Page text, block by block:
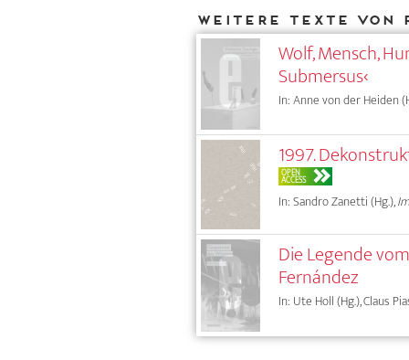
Weitere Texte von
Wolf, Mensch,
Submersus‹
In: Anne von der Heiden
1997.
OPEN
ACCESS
In: Sandro Zanetti (Hg.),
Die Legende
Fernández
In: Ute Holl (Hg.), Claus